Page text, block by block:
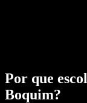
Por que
Boquim?